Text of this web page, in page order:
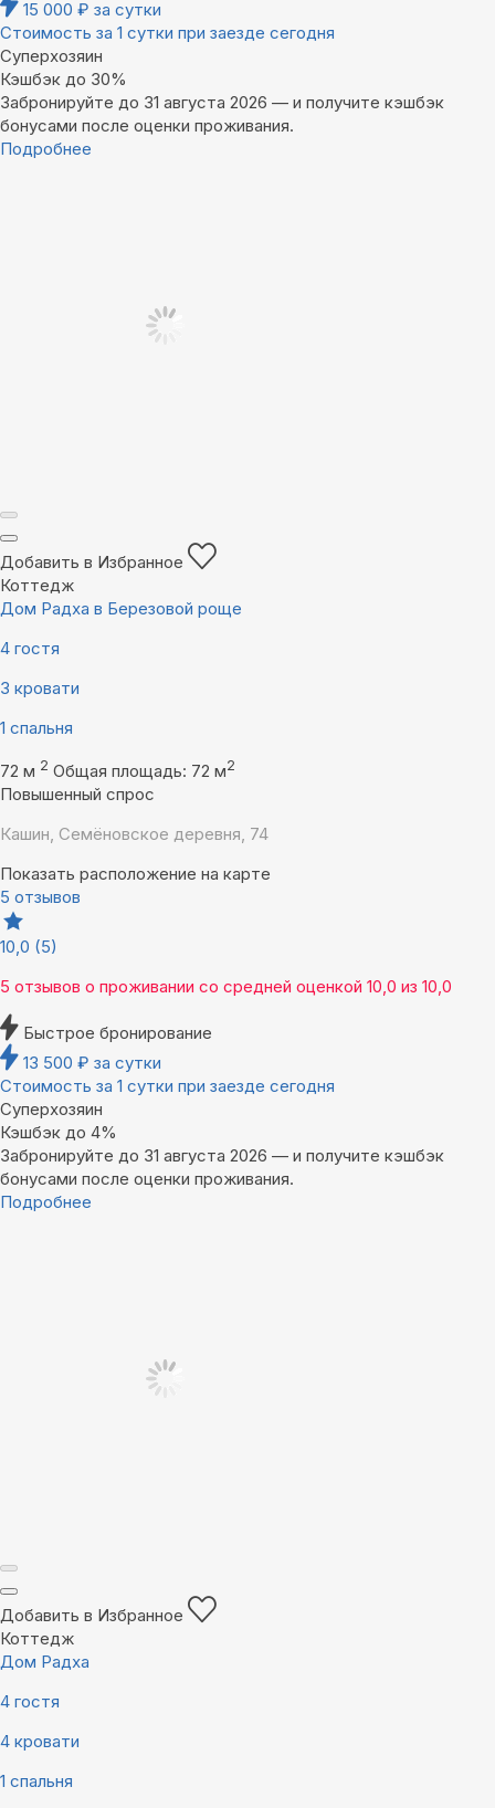
15 000 ₽ за сутки
Стоимость за 1 сутки при заезде сегодня
Суперхозяин
Кэшбэк до 30%
Забронируйте до 31 августа 2026 — и получите кэшбэк
бонусами после оценки проживания.
Подробнее
Добавить в Избранное
Коттедж
Дом Радха в Березовой роще
4 гостя
3 кровати
1 спальня
72 м 2 Общая площадь: 72 м2
Повышенный спрос
Кашин, Семёновское деревня, 74
Показать расположение на карте
5 отзывов
10,0 (5)
5 отзывов о проживании со средней оценкой 10,0 из 10,0
Быстрое бронирование
13 500 ₽ за сутки
Стоимость за 1 сутки при заезде сегодня
Суперхозяин
Кэшбэк до 4%
Забронируйте до 31 августа 2026 — и получите кэшбэк
бонусами после оценки проживания.
Подробнее
Добавить в Избранное
Коттедж
Дом Радха
4 гостя
4 кровати
1 спальня